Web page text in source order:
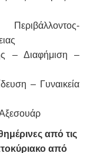
– Διαφήμιση –
– Γυναικεία
από τις
από